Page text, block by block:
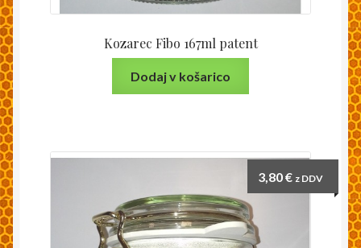
Kozarec Fibo 167ml patent
Dodaj v košarico
3,80€ z DDV